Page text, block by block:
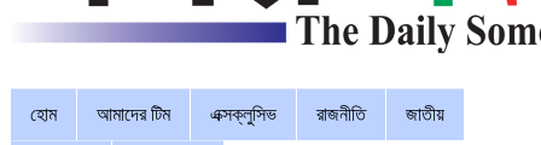
হোম আমাদের টিম এক্সক্লুসিভ রাজনীতি জাতীয়